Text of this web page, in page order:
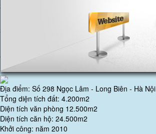
2
3
4
Nội dung cần nhập 4
Địa điểm: Số 298 Ngọc Lâm - Long Biên - Hà Nội
Tổng diện tích đất: 4.200m2
Diện tích văn phòng 12.500m2
Diện tích căn hộ: 24.500m2
Khởi công: năm 2010